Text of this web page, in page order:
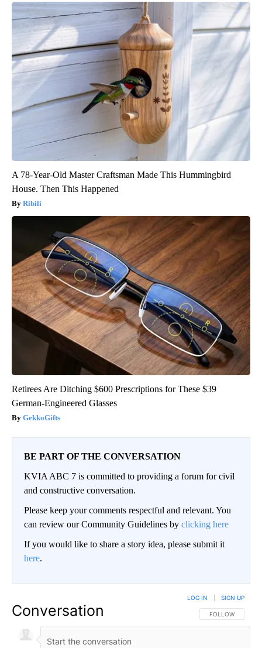
A 78-Year-Old Master Craftsman Made This Hummingbird
House. Then This Happened
Ribili
Retirees Are Ditching $600 Prescriptions for These $39
German-Engineered Glasses
GekkoGifts
BE PART OF THE CONVERSATION
KVIA ABC 7 is committed to providing a forum for civil
and constructive conversation.
Please keep your comments respectful and relevant. You
can review our Community Guidelines by clicking here
If you would like to share a story idea, please submit it
here.
Conversation FOLLOW THIS
FOLLOW
LOG IN SIGN UP